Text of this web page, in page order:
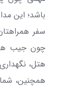
باشد؛ این
سفر
چون جیب
هتل،
همچنین، شما